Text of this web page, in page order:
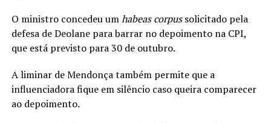
O ministro concedeu umhabeas corpussolicitado pela
defesa de Deolane para barrar no depoimento na CPI,
que está previsto para 30 de outubro.
A liminar de Mendonça também permite que a
influenciadora fique em silêncio caso queira comparecer
ao depoimento.